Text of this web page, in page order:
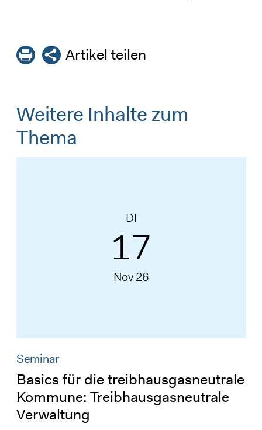
Artikel teilen
Weitere Inhalte zum
Thema
DI
17
Nov 26
Seminar
Basics für die treibhausgasneutrale
Kommune: Treibhausgasneutrale
Verwaltung